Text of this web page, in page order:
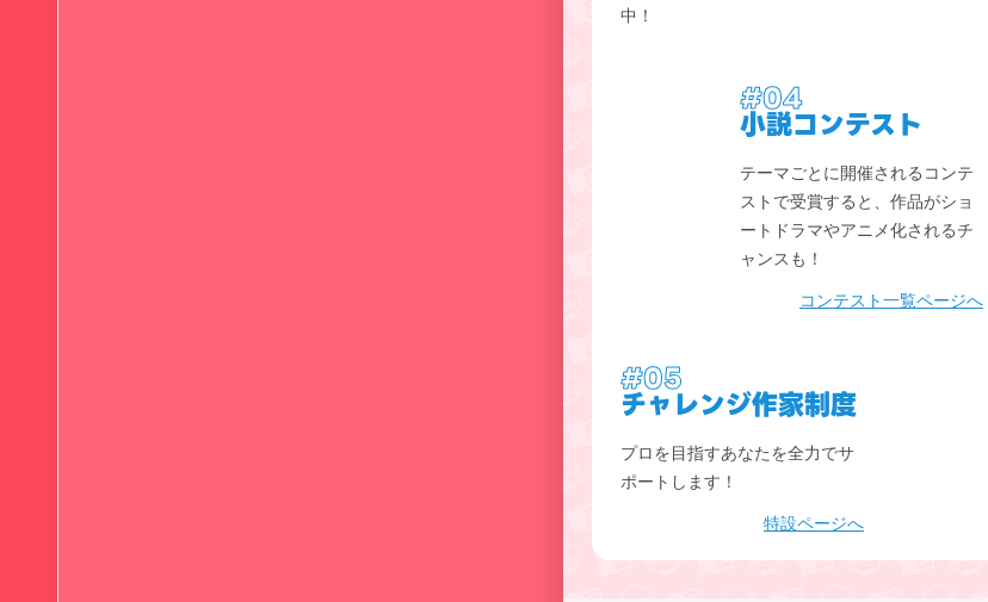
中！
#04
小説コンテスト
テーマごとに開催されるコンテ
ストで受賞すると、作品がショ
ートドラマやアニメ化されるチ
ャンスも！
コンテスト一覧ページへ
#05
チャレンジ作家制度
プロを目指すあなたを全力でサ
ポートします！
特設ページへ